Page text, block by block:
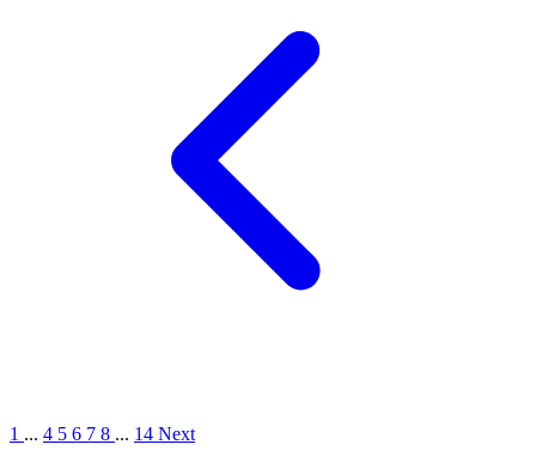
1 ... 4 5 6 7 8 ... 14 Next